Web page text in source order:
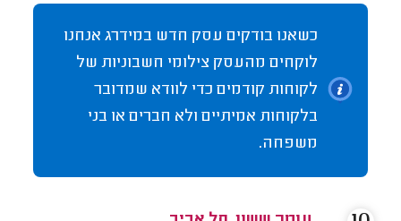
כשאנו בודקים עסק חדש במידרג אנחנו
לוקחים מהעסק צילומי חשבוניות של
לקוחות קודמים כדי לוודא שמדובר
בלקוחות אמיתיים ולא חברים או בני
משפחה.